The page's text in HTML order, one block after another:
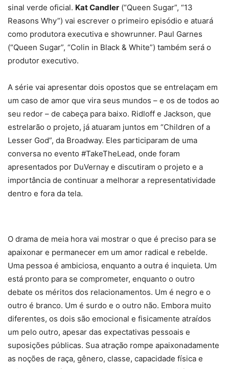
sinal verde oficial. Kat Candler (“Queen Sugar”, “13
Reasons Why”) vai escrever o primeiro episódio e atuará
como produtora executiva e showrunner. Paul Garnes
(“Queen Sugar”, “Colin in Black & White”) também será o
produtor executivo.
A série vai apresentar dois opostos que se entrelaçam em
um caso de amor que vira seus mundos – e os de todos ao
seu redor – de cabeça para baixo. Ridloff e Jackson, que
estrelarão o projeto, já atuaram juntos em “Children of a
Lesser God”, da Broadway. Eles participaram de uma
conversa no evento #TakeTheLead, onde foram
apresentados por DuVernay e discutiram o projeto e a
importância de continuar a melhorar a representatividade
dentro e fora da tela.
O drama de meia hora vai mostrar o que é preciso para se
apaixonar e permanecer em um amor radical e rebelde.
Uma pessoa é ambiciosa, enquanto a outra é inquieta. Um
está pronto para se comprometer, enquanto o outro
debate os méritos dos relacionamentos. Um é negro e o
outro é branco. Um é surdo e o outro não. Embora muito
diferentes, os dois são emocional e fisicamente atraídos
um pelo outro, apesar das expectativas pessoais e
suposições públicas. Sua atração rompe apaixonadamente
as noções de raça, gênero, classe, capacidade física e